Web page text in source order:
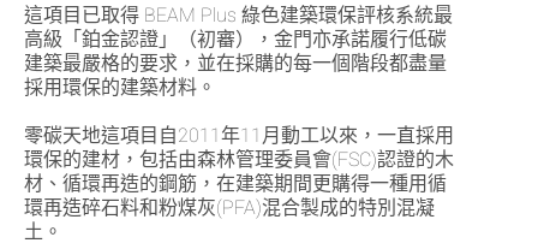
這項目已取得 BEAM Plus 綠色建築環保評核系統最
高級「鉑金認證」（初審），金門亦承諾履行低碳
建築最嚴格的要求，並在採購的每一個階段都盡量
採用環保的建築材料。
零碳天地這項目自2011年11月動工以來，一直採用
環保的建材，包括由森林管理委員會(FSC)認證的木
材、循環再造的鋼筋，在建築期間更購得一種用循
環再造碎石料和粉煤灰(PFA)混合製成的特別混凝
土。